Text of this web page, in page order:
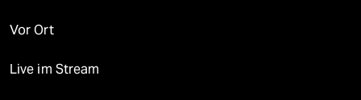
Vor Ort
Live im Stream